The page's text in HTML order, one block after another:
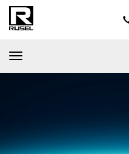
T
o
n